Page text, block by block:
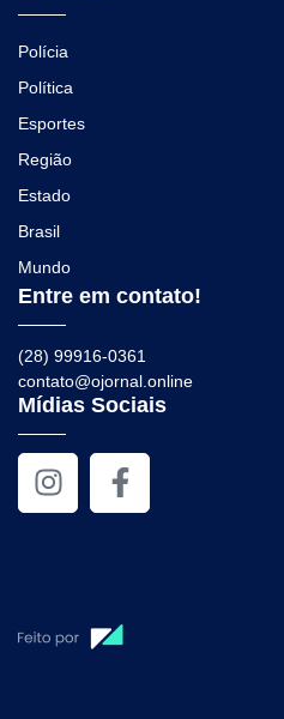
Polícia
Política
Esportes
Região
Estado
Brasil
Mundo
Entre em contato!
(28) 99916-0361
contato@ojornal.online
Mídias Sociais